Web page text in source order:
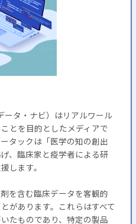
ータ・ナビ）はリアルワール
とを目的としたメディアで
タックは「医学の知の創出
、臨床家と疫学者による研
します。
を含む臨床データを客観的
があります。これらはすべて
たものであり、特定の製品